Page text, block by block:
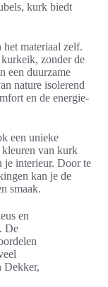
kurk biedt
materiaal zelf.
zonder de
een duurzame
nature isolerend
en de energie-
een unieke
van kurk
je interieur. Door te
kan je de
smaak.
en
De
Dekker,